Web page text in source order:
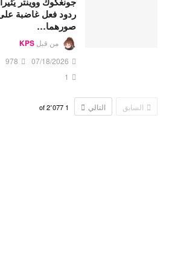
ردود فعل غاضبة
صورهما…
من قبل KPS
07/18/2026
978
1
السابق التالي 1 2٬077